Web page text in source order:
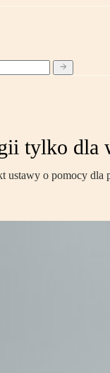
tylko
ustawy o pomocy